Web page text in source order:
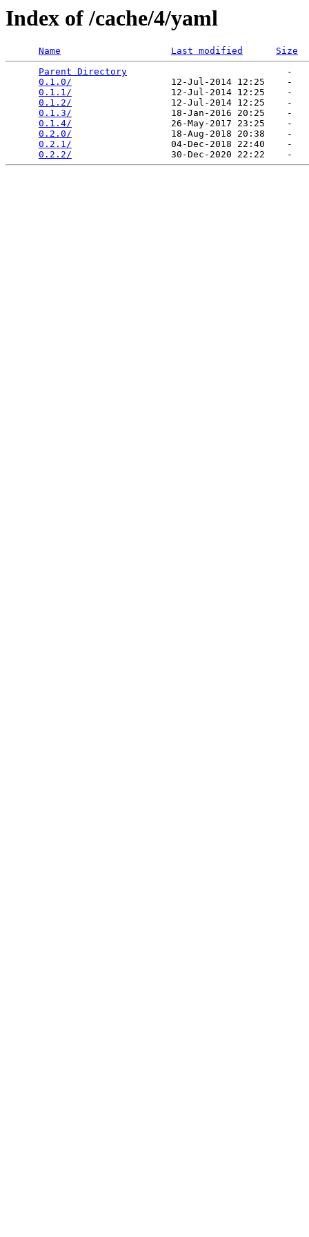
Index of /cache/4/yaml
Name Last modified
Size
Parent Directory
                             -
0.1.0/
                  12-Jul-2014 12:25    -
0.1.1/
                  12-Jul-2014 12:25    -
0.1.2/
                  12-Jul-2014 12:25    -
0.1.3/
                  18-Jan-2016 20:25    -
0.1.4/
                  26-May-2017 23:25    -
0.2.0/
                  18-Aug-2018 20:38    -
0.2.1/
                  04-Dec-2018 22:40    -
0.2.2/